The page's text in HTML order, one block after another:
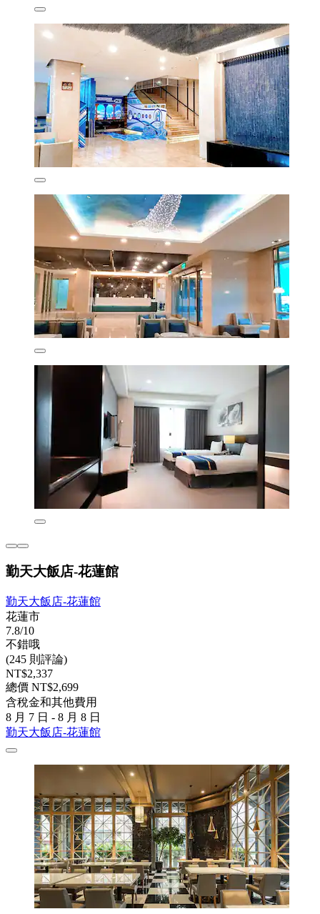
勤天大飯店-花蓮館
勤天大飯店-花蓮館
花蓮市
7.8/10
不錯哦
(245 則評論)
NT$2,337
總價 NT$2,699
含稅金和其他費用
8 月 7 日 - 8 月 8 日
勤天大飯店-花蓮館